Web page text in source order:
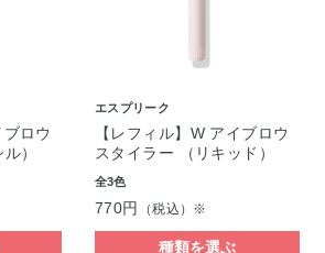
ブロウ
）
エスプリーク
【レフィル】W アイブロウ
スタイラー （リキッド）
全3色
770円 （税込）※
種類を選ぶ